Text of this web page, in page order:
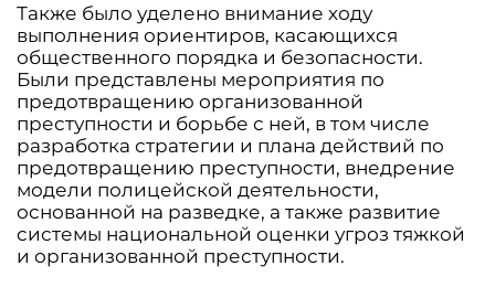
Также было уделено внимание ходу
выполнения ориентиров, касающихся
общественного порядка и безопасности.
Были представлены мероприятия по
предотвращению организованной
преступности и борьбе с ней, в том числе
разработка стратегии и плана действий по
предотвращению преступности, внедрение
модели полицейской деятельности,
основанной на разведке, а также развитие
системы национальной оценки угроз тяжкой
и организованной преступности.